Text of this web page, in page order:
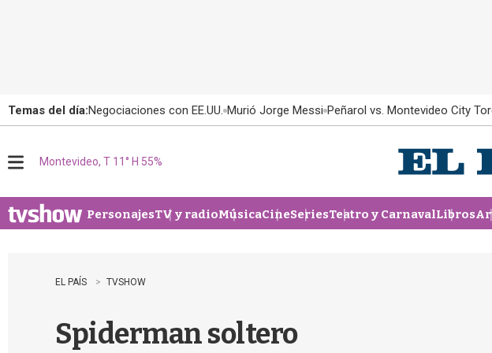
Temas del día:Negociaciones con EE.UU. Murió Jorge Messi Peñarol vs. Montevideo City
u
Montevideo, T 11° H 55%
PersonajesTV y radioMúsicaCineSeriesTeatro y CarnavalLibros
EL PAÍS TVSHOW
Spiderman soltero